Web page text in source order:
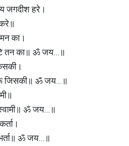
जगदीश हरे।
का।
तन का॥ ॐ जय...॥
जिसकी॥ ॐ जय...॥
ॐ जय...॥
ॐ जय...॥